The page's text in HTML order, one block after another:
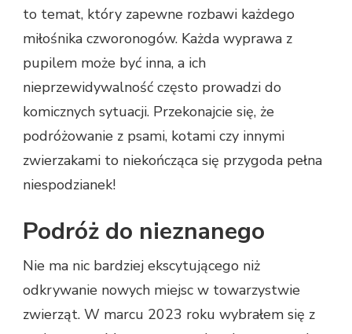
to temat, który zapewne rozbawi każdego
miłośnika czworonogów. Każda wyprawa z
pupilem może być inna, a ich
nieprzewidywalność często prowadzi do
komicznych sytuacji. Przekonajcie się, że
podróżowanie z psami, kotami czy innymi
zwierzakami to niekończąca się przygoda pełna
niespodzianek!
Podróż do nieznanego
Nie ma nic bardziej ekscytującego niż
odkrywanie nowych miejsc w towarzystwie
zwierząt. W marcu 2023 roku wybrałem się z